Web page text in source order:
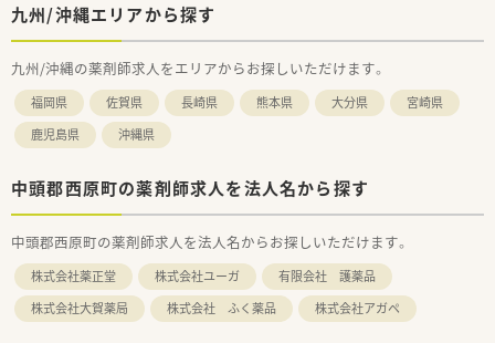
九州/沖縄エリアから探す
九州/沖縄の薬剤師求人をエリアからお探しいただけます。
福岡県 佐賀県 長崎県 熊本県 大分県
宮崎県
鹿児島県
沖縄県
中頭郡西原町の薬剤師求人を法人名から探す
中頭郡西原町の薬剤師求人を法人名からお探しいただけます。
株式会社薬正堂 株式会社ユーガ
有限会社 護薬品
株式会社大賀薬局
株式会社 ふく薬品 株式会社アガペ